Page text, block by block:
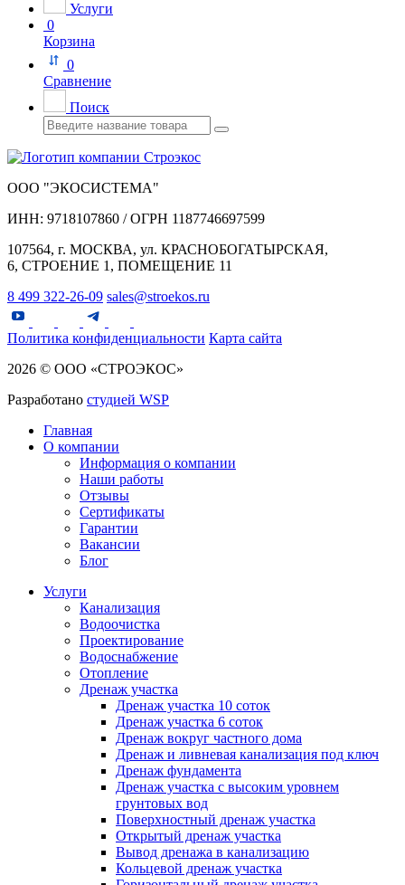
Услуги
0
Корзина
0
Сравнение
Поиск
ООО "ЭКОСИСТЕМА"
ИНН: 9718107860 / ОГРН 1187746697599
107564, г. МОСКВА, ул. КРАСНОБОГАТЫРСКАЯ,
6, СТРОЕНИЕ 1, ПОМЕЩЕНИЕ 11
8 499 322-26-09 sales@stroekos.ru
Политика конфиденциальности Карта сайта
2026 © ООО «СТРОЭКОС»
Разработано студией WSP
Главная
О компании
Информация о компании
Наши работы
Отзывы
Сертификаты
Гарантии
Вакансии
Блог
Услуги
Канализация
Водоочистка
Проектирование
Водоснабжение
Отопление
Дренаж участка
Дренаж участка 10 соток
Дренаж участка 6 соток
Дренаж вокруг частного дома
Дренаж и ливневая канализация под ключ
Дренаж фундамента
Дренаж участка с высоким уровнем
грунтовых вод
Поверхностный дренаж участка
Открытый дренаж участка
Вывод дренажа в канализацию
Кольцевой дренаж участка